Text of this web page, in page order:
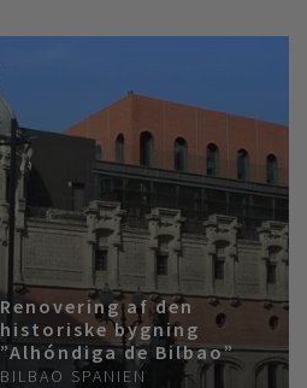
Renovering af den
historiske bygning
”Alhóndiga de Bilbao”
BILBAO SPANIEN